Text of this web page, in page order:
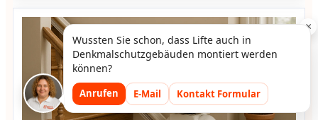
×
Wussten Sie schon, dass Lifte auch in
Denkmalschutzgebäuden montiert werden
können?
Anrufen E-Mail Kontakt Formular